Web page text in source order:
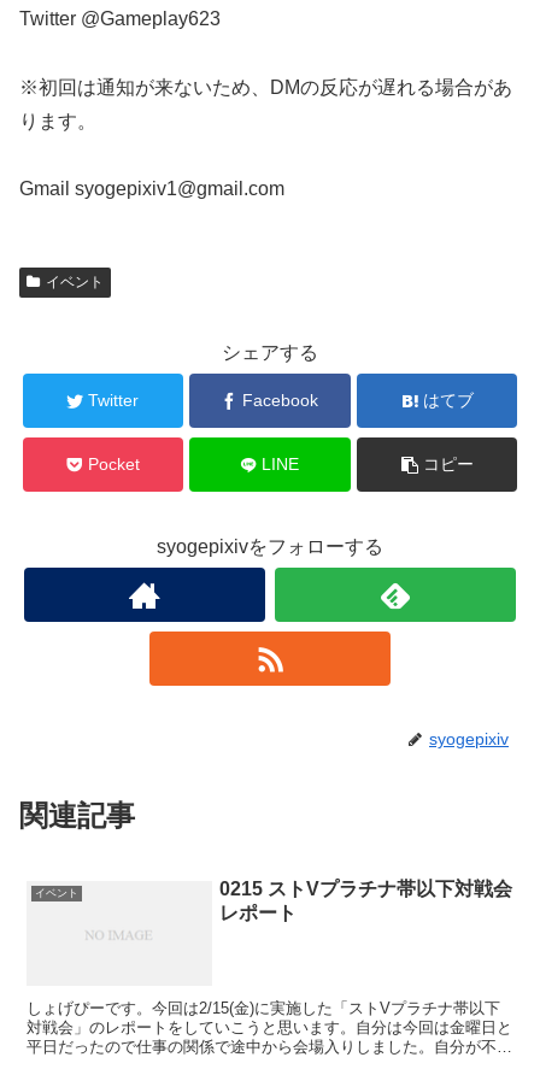
Twitter @Gameplay623
※初回は通知が来ないため、DMの反応が遅れる場合があ
ります。
Gmail syogepixiv1@gmail.com
イベント
シェアする
Twitter Facebook はてブ
Pocket LINE コピー
syogepixivをフォローする
syogepixiv
関連記事
イベント
0215 ストVプラチナ帯以下対戦会
レポート
しょげぴーです。今回は2/15(金)に実施した「ストVプラチナ帯以下
対戦会」のレポートをしていこうと思います。自分は今回は金曜日と
平日だったので仕事の関係で途中から会場入りしました。自分が不在